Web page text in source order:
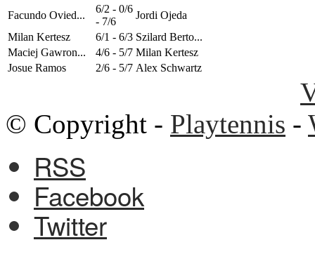
Facundo Ovied...
6/2 - 0/6
- 7/6
Jordi Ojeda
Milan Kertesz
6/1 - 6/3 Szilard Berto...
Maciej Gawron...
4/6 - 5/7 Milan Kertesz
Josue Ramos
2/6 - 5/7 Alex Schwartz
© Copyright - Playtennis -
RSS
Facebook
Twitter